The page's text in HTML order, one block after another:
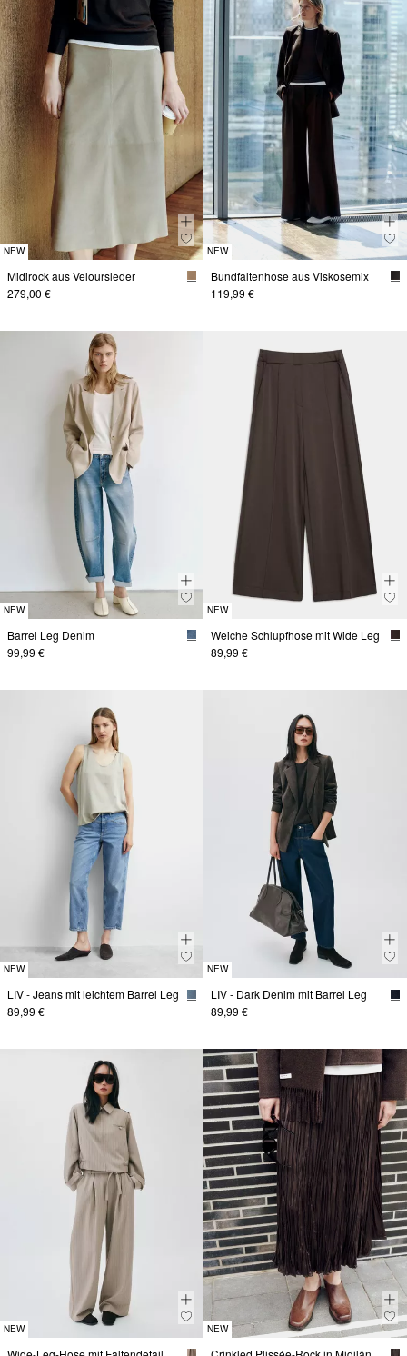
NEW
Midirock aus Veloursleder
279,00 €
NEW
Bundfaltenhose aus Viskosemix
119,99 €
NEW
Barrel Leg Denim
99,99 €
NEW
Weiche Schlupfhose mit Wide Leg
89,99 €
NEW
LIV - Jeans mit leichtem Barrel Leg
89,99 €
NEW
LIV - Dark Denim mit Barrel Leg
89,99 €
NEW NEW